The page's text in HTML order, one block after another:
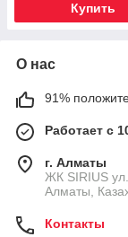
Купить
О нас
91%
Работает с
г. Алматы
​ЖК SIRIUS​
Алматы,
Контакты